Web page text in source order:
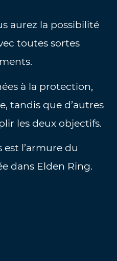
aurez la possibilité
toutes sortes
à la protection,
tandis que d’autres
les deux objectifs.
est l’armure du
dans Elden Ring.